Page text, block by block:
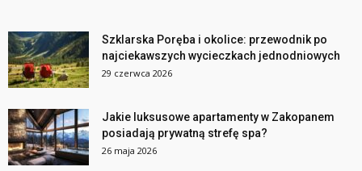
Szklarska Poręba i okolice: przewodnik po
najciekawszych wycieczkach jednodniowych
29 czerwca 2026
Jakie luksusowe apartamenty w Zakopanem
posiadają prywatną strefę spa?
26 maja 2026